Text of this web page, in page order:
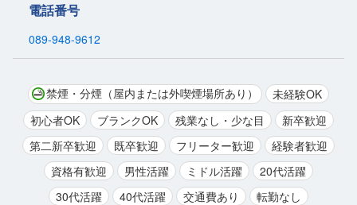
電話番号
089-948-9612
禁煙・分煙（屋内または外喫煙場所あり）
未経験OK
初心者OK
ブランクOK 残業なし・少な目
新卒歓迎
第二新卒歓迎
既卒歓迎 フリーター歓迎
経験者歓迎
資格有歓迎
男性活躍 ミドル活躍
20代活躍
30代活躍
40代活躍 交通費あり
転勤なし